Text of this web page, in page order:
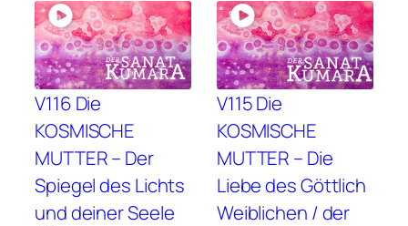
V116 Die
KOSMISCHE
MUTTER – Der
Spiegel des Lichts
und deiner Seele
V115 Die
KOSMISCHE
MUTTER – Die
Liebe des Göttlich
Weiblichen / der